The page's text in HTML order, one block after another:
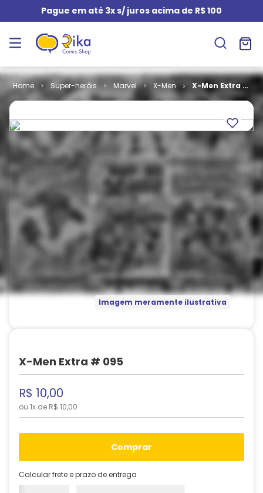
Pague em até 3x s/ juros acima de R$ 100
Super-heróis Marvel X-Men
X-Men Extra #
Imagem meramente ilustrativa
X-Men Extra # 095
R$ 10,00
ou 1x de R$ 10,00
comprar
Calcular frete e prazo de entrega